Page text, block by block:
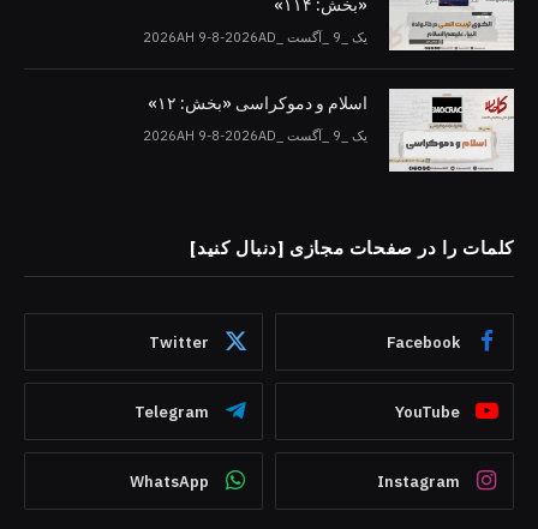
«بخش: ۱۱۴»
یک _9 _آگست _2026AH 9-8-2026AD
اسلام و دموکراسی «بخش: ۱۲»
یک _9 _آگست _2026AH 9-8-2026AD
کلمات را در صفحات مجازی [دنبال کنید]
Facebook
Twitter
YouTube
Telegram
Instagram
WhatsApp